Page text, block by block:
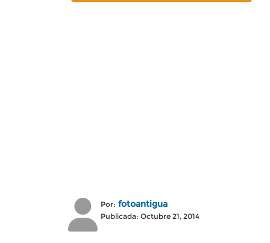
Por: fotoantigua
Publicada: Octubre 21, 2014